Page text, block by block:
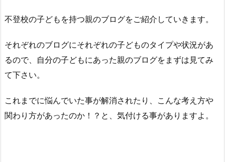
不登校の子どもを持つ親のブログをご紹介していきます。
それぞれのブログにそれぞれの子どものタイプや状況があ
るので、自分の子どもにあった親のブログをまずは見てみ
て下さい。
これまでに悩んでいた事が解消されたり、こんな考え方や
関わり方があったのか！？と、気付ける事がありますよ。